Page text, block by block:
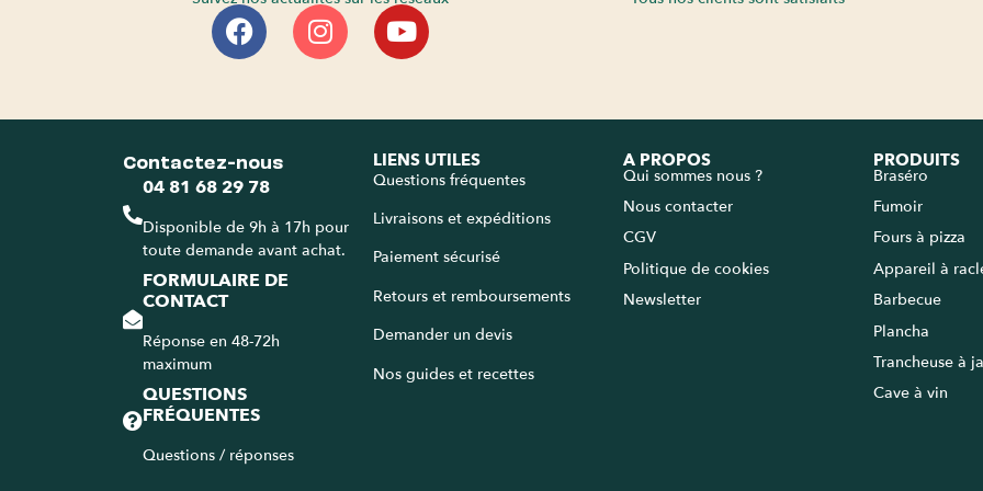
Contactez-nous
04 81 68 29 78
Disponible de 9h à 17h pour
toute demande avant achat.
FORMULAIRE DE
CONTACT
Réponse en 48-72h
maximum
QUESTIONS
FRÉQUENTES
Questions / réponses
LIENS UTILES
Questions fréquentes
Livraisons et expéditions
Paiement sécurisé
Retours et remboursements
Demander un devis
Nos guides et recettes
A PROPOS
Qui sommes nous ?
Nous contacter
CGV
Politique de cookies
Newsletter
PRODUITS
Braséro
Fumoir
Fours à pizza
Appareil à
Barbecue
Plancha
Trancheuse à
Cave à vin